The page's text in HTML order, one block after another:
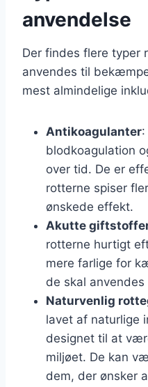
anvendelse
Der findes flere typer
anvendes til
mest almindelige
Antikoagulanter
blodkoagulation
over tid. De er
rotterne spiser
ønskede effekt.
Akutte
rotterne hurtigt
mere farlige for
de skal
Naturvenlig
lavet af naturlige
designet til at
miljøet. De kan
dem, der ønsker